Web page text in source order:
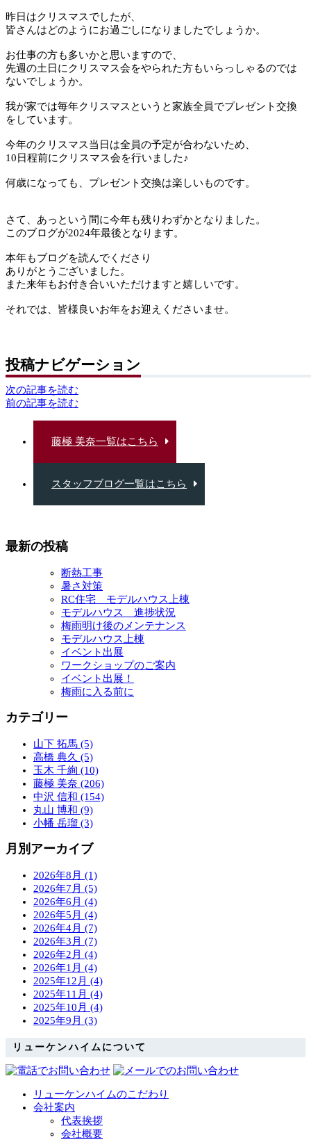
昨日はクリスマスでしたが、
皆さんはどのようにお過ごしになりましたでしょうか。
お仕事の方も多いかと思いますので、
先週の土日にクリスマス会をやられた方もいらっしゃるのでは
ないでしょうか。
我が家では毎年クリスマスというと家族全員でプレゼント交換
をしています。
今年のクリスマス当日は全員の予定が合わないため、
10日程前にクリスマス会を行いました♪
何歳になっても、プレゼント交換は楽しいものです。
さて、あっという間に今年も残りわずかとなりました。
このブログが2024年最後となります。
本年もブログを読んでくださり
ありがとうございました。
また来年もお付き合いいただけますと嬉しいです。
それでは、皆様良いお年をお迎えくださいませ。
投稿ナビゲーション
次の記事を読む
前の記事を読む
藤極 美奈一覧はこちら
スタッフブログ一覧はこちら
最新の投稿
断熱工事
暑さ対策
RC住宅 モデルハウス上棟
モデルハウス 進捗状況
梅雨明け後のメンテナンス
モデルハウス上棟
イベント出展
ワークショップのご案内
イベント出展！
梅雨に入る前に
カテゴリー
山下 拓馬 (5)
高橋 典久 (5)
玉木 千絢 (10)
藤極 美奈 (206)
中沢 信和 (154)
丸山 博和 (9)
小幡 岳瑠 (3)
月別アーカイブ
2026年8月 (1)
2026年7月 (5)
2026年6月 (4)
2026年5月 (4)
2026年4月 (7)
2026年3月 (7)
2026年2月 (4)
2026年1月 (4)
2025年12月 (4)
2025年11月 (4)
2025年10月 (4)
2025年9月 (3)
リューケンハイムについて
リューケンハイムのこだわり
会社案内
代表挨拶
会社概要